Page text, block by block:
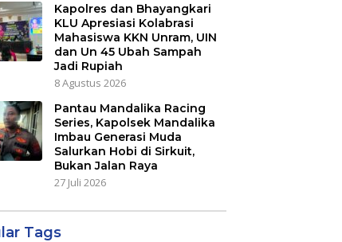
Kapolres dan Bhayangkari
KLU Apresiasi Kolabrasi
Mahasiswa KKN Unram, UIN
dan Un 45 Ubah Sampah
Jadi Rupiah
8 Agustus 2026
Pantau Mandalika Racing
Series, Kapolsek Mandalika
Imbau Generasi Muda
Salurkan Hobi di Sirkuit,
Bukan Jalan Raya
27 Juli 2026
Tags